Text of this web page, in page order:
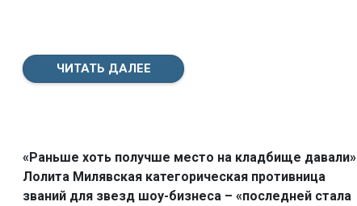
ЧИТАТЬ ДАЛЕЕ
«Раньше хоть получше место на кладбище давали»
Лолита Милявская категорическая противница
званий для звезд шоу-бизнеса – «последней стала